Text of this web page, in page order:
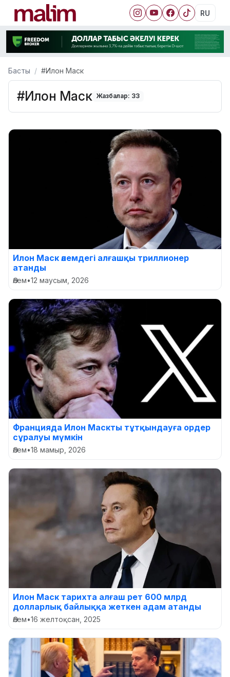
RU
Басты #Илон Маск
#Илон Маск Жазбалар: 33
Илон Маск әлемдегі алғашқы триллионер
атанды
Әлем•12 маусым, 2026
Францияда Илон Маскты тұтқындауға ордер
сұралуы мүмкін
Әлем•18 мамыр, 2026
Илон Маск тарихта алғаш рет 600 млрд
долларлық байлыққа жеткен адам атанды
Әлем•16 желтоқсан, 2025